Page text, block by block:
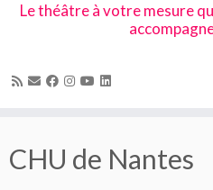
content
Le théâtre à votre mesure
CHU de Nantes